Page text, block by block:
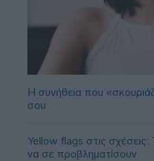
Η συνήθεια που
σου
Yellow flags στις σχέσεις:
να σε προβληματίσουν